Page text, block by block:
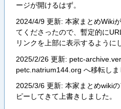
ージが開けるはず。
2024/4/9 更新: 本家まとめWiki
てくださったので、暫定的に
リンクを上部に表示するように
2025/2/26 更新: petc-
petc.natrium144.org へ移転しま
2025/3/6 更新: 本家まとめwiki
ピーしてきて上書きしました。